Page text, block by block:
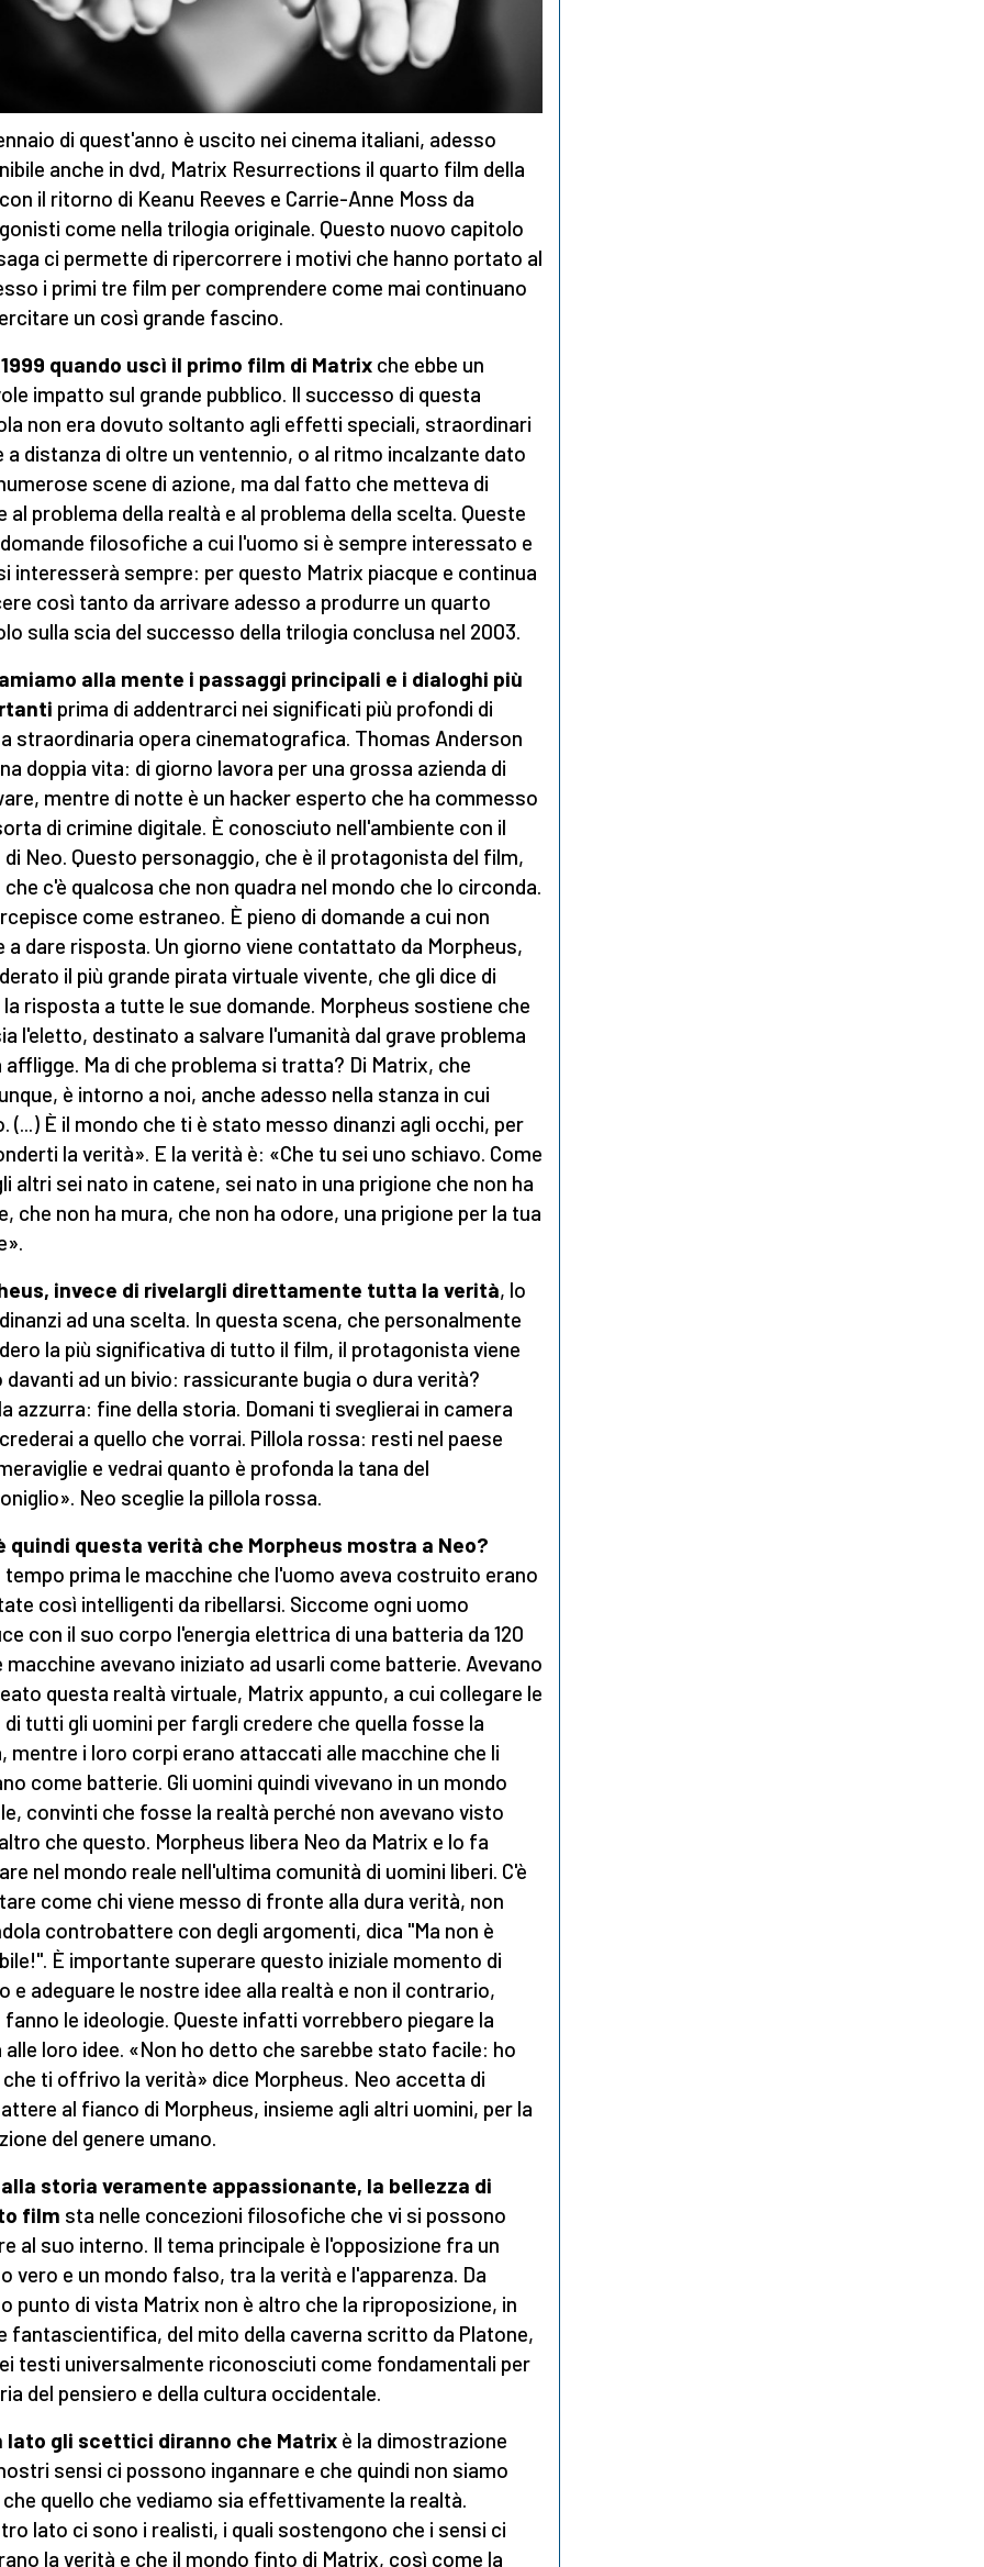
di quest'anno è uscito nei cinema italiani, adesso
anche in dvd, Matrix Resurrections il quarto film della
il ritorno di Keanu Reeves e Carrie-Anne Moss da
come nella trilogia originale. Questo nuovo capitolo
ci permette di ripercorrere i motivi che hanno portato al
i primi tre film per comprendere come mai continuano
un così grande fascino.
quando uscì il primo film di Matrix che ebbe un
impatto sul grande pubblico. Il successo di questa
non era dovuto soltanto agli effetti speciali, straordinari
a distanza di oltre un ventennio, o al ritmo incalzante dato
scene di azione, ma dal fatto che metteva di
al problema della realtà e al problema della scelta. Queste
filosofiche a cui l'uomo si è sempre interessato e
interesserà sempre: per questo Matrix piacque e continua
così tanto da arrivare adesso a produrre un quarto
sulla scia del successo della trilogia conclusa nel 2003.
alla mente i passaggi principali e i dialoghi più
prima di addentrarci nei significati più profondi di
straordinaria opera cinematografica. Thomas Anderson
doppia vita: di giorno lavora per una grossa azienda di
mentre di notte è un hacker esperto che ha commesso
di crimine digitale. È conosciuto nell'ambiente con il
di Neo. Questo personaggio, che è il protagonista del film,
c'è qualcosa che non quadra nel mondo che lo circonda.
come estraneo. È pieno di domande a cui non
a dare risposta. Un giorno viene contattato da Morpheus,
il più grande pirata virtuale vivente, che gli dice di
la risposta a tutte le sue domande. Morpheus sostiene che
l'eletto, destinato a salvare l'umanità dal grave problema
affligge. Ma di che problema si tratta? Di Matrix, che
è intorno a noi, anche adesso nella stanza in cui
(...) È il mondo che ti è stato messo dinanzi agli occhi, per
la verità». E la verità è: «Che tu sei uno schiavo. Come
altri sei nato in catene, sei nato in una prigione che non ha
che non ha mura, che non ha odore, una prigione per la tua
invece di rivelargli direttamente tutta la verità, lo
ad una scelta. In questa scena, che personalmente
la più significativa di tutto il film, il protagonista viene
ad un bivio: rassicurante bugia o dura verità?
azzurra: fine della storia. Domani ti sveglierai in camera
a quello che vorrai. Pillola rossa: resti nel paese
e vedrai quanto è profonda la tana del
Neo sceglie la pillola rossa.
quindi questa verità che Morpheus mostra a Neo?
prima le macchine che l'uomo aveva costruito erano
così intelligenti da ribellarsi. Siccome ogni uomo
con il suo corpo l'energia elettrica di una batteria da 120
macchine avevano iniziato ad usarli come batterie. Avevano
questa realtà virtuale, Matrix appunto, a cui collegare le
tutti gli uomini per fargli credere che quella fosse la
mentre i loro corpi erano attaccati alle macchine che li
come batterie. Gli uomini quindi vivevano in un mondo
convinti che fosse la realtà perché non avevano visto
che questo. Morpheus libera Neo da Matrix e lo fa
nel mondo reale nell'ultima comunità di uomini liberi. C'è
come chi viene messo di fronte alla dura verità, non
controbattere con degli argomenti, dica "Ma non è
È importante superare questo iniziale momento di
e adeguare le nostre idee alla realtà e non il contrario,
le ideologie. Queste infatti vorrebbero piegare la
alle loro idee. «Non ho detto che sarebbe stato facile: ho
ti offrivo la verità» dice Morpheus. Neo accetta di
al fianco di Morpheus, insieme agli altri uomini, per la
del genere umano.
storia veramente appassionante, la bellezza di
film sta nelle concezioni filosofiche che vi si possono
al suo interno. Il tema principale è l'opposizione fra un
vero e un mondo falso, tra la verità e l'apparenza. Da
punto di vista Matrix non è altro che la riproposizione, in
fantascientifica, del mito della caverna scritto da Platone,
testi universalmente riconosciuti come fondamentali per
del pensiero e della cultura occidentale.
lato gli scettici diranno che Matrix è la dimostrazione
sensi ci possono ingannare e che quindi non siamo
quello che vediamo sia effettivamente la realtà.
lato ci sono i realisti, i quali sostengono che i sensi ci
la verità e che il mondo finto di Matrix, così come la